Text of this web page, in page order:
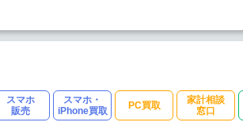
スマホ
販売
スマホ・
iPhone買取
PC買取
家計相談
窓口